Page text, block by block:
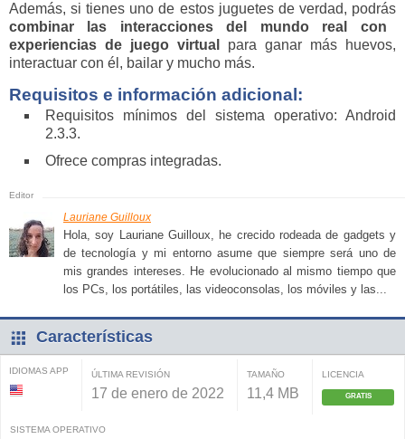
Además, si tienes uno de estos juguetes de verdad, podrás
combinar las interacciones del mundo real con
experiencias de juego virtual
para ganar más huevos,
interactuar con él, bailar y mucho más.
Requisitos e información adicional:
Requisitos mínimos del sistema operativo: Android
2.3.3.
Ofrece compras integradas.
Lauriane Guilloux
Hola, soy Lauriane Guilloux, he crecido rodeada de gadgets y
de tecnología y mi entorno asume que siempre será uno de
mis grandes intereses. He evolucionado al mismo tiempo que
los PCs, los portátiles, las videoconsolas, los móviles y las...
Características
IDIOMAS APP ÚLTIMA REVISIÓN
17 de enero de 2022
TAMAÑO
11,4 MB
LICENCIA
GRATIS
SISTEMA OPERATIVO